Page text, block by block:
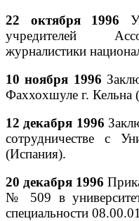
22 октября 1996
учредителей
журналистики
10 ноября 1996
Фаххохшуле г. Кельна
12 декабря 1996
сотрудничестве с
(Испания).
20 декабря 1996
№ 509 в
специальности